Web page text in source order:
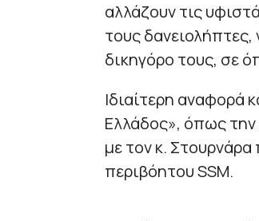
αλλάζουν τις
τους
δικηγόρο τους, σε
Ιδιαίτερη αναφορά
Ελλάδος», όπως την
με τον κ.
περιβόητου SSM.